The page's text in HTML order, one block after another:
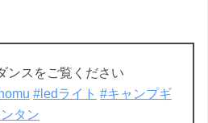
ンスをご覧ください
#ledライト #キャンプギ
タン